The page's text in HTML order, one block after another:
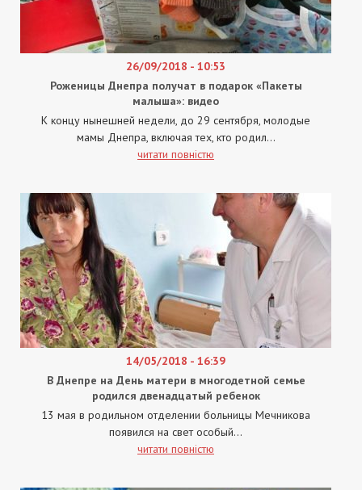
26/09/2018 - 10:53
Роженицы Днепра получат в подарок «Пакеты
малыша»: видео
К концу нынешней недели, до 29 сентября, молодые
мамы Днепра, включая тех, кто родил...
читати повністю
14/05/2018 - 16:39
В Днепре на День матери в многодетной семье
родился двенадцатый ребенок
13 мая в родильном отделении больницы Мечникова
появился на свет особый...
читати повністю